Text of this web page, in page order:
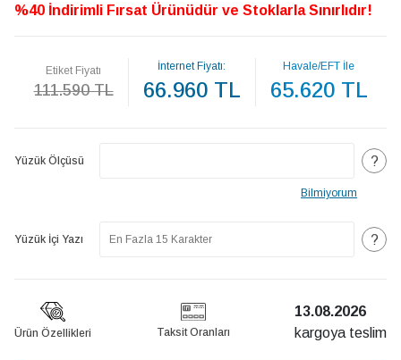
%40 İndirimli Fırsat Ürünüdür ve Stoklarla Sınırlıdır!
Etiket Fiyatı
111.590 TL
İnternet Fiyatı:
66.960 TL
Havale/EFT İle
65.620 TL
Yüzük Ölçüsü ?
Bilmiyorum
Yüzük İçi Yazı ?
Ürün Özellikleri Taksit Oranları
13.08.2026
kargoya teslim